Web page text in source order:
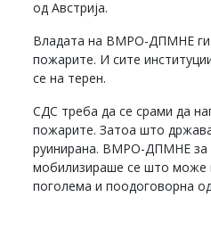
од Австрија.
Владата на ВМРО-ДПМНЕ ги
пожарите. И сите
се на терен.
СДС треба да се срами да
пожарите. Затоа што
руинирана. ВМРО-ДПМНЕ за
мобилизираше се што може
поголема и поодоговорна